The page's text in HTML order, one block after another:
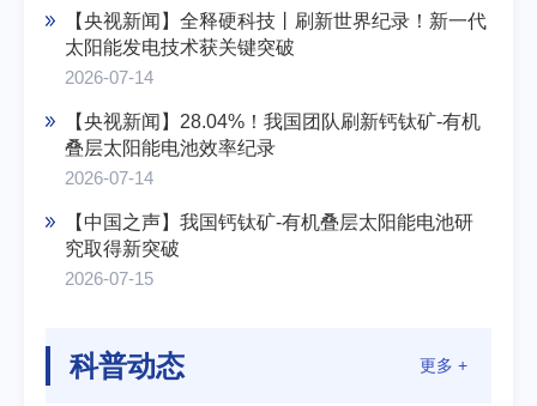
【央视新闻】全释硬科技丨刷新世界纪录！新一代
太阳能发电技术获关键突破
2026-07-14
【央视新闻】28.04%！我国团队刷新钙钛矿-有机
叠层太阳能电池效率纪录
2026-07-14
【中国之声】我国钙钛矿-有机叠层太阳能电池研
究取得新突破
2026-07-15
科普动态 更多 +